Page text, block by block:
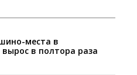
места в
в полтора раза